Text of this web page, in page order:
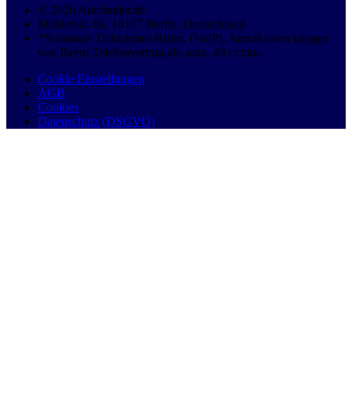
© 2026 Autobutler.de
Mühlenstr. 8a, 14167 Berlin, Deutschland
*Nationale Teilnehmer-Rufnr. (VoIP), Anrufkosten hängen
von Ihrem Telefonvertrag ab, max. 49 ct/min.
Cookie Einstellungen
AGB
Cookies
Datenschutz (DSGVO)